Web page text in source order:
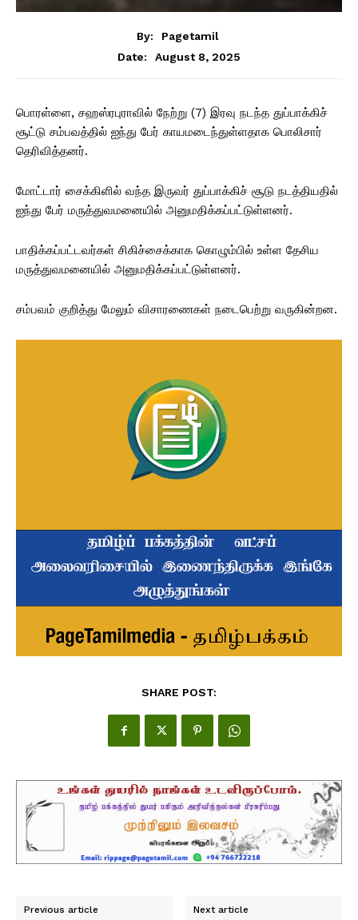
By:
Pagetamil
Date:
August 8, 2025
பொரள்ளை, சஹஸ்ரபுராவில் நேற்று (7) இரவு நடந்த துப்பாக்கிச்
சூட்டு சம்பவத்தில் ஐந்து பேர் காயமடைந்துள்ளதாக பொலிசார்
தெரிவித்தனர்.
மோட்டார் சைக்கிளில் வந்த இருவர் துப்பாக்கிச் சூடு நடத்தியதில்
ஐந்து பேர் மருத்துவமனையில் அனுமதிக்கப்பட்டுள்ளனர்.
பாதிக்கப்பட்டவர்கள் சிகிச்சைக்காக கொழும்பில் உள்ள தேசிய
மருத்துவமனையில் அனுமதிக்கப்பட்டுள்ளனர்.
சம்பவம் குறித்து மேலும் விசாரணைகள் நடைபெற்று வருகின்றன.
SHARE POST:
Previous article Next article